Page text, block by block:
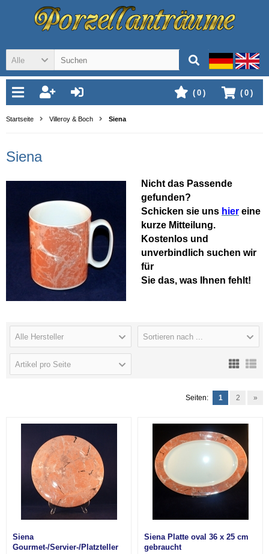
Alle
( 0 )
( 0 )
Startseite Villeroy & Boch Siena
Siena
Nicht das Passende
gefunden?
Schicken sie uns hier eine
kurze Mitteilung.
Kostenlos und
unverbindlich suchen wir
für
Sie das, was Ihnen fehlt!
Alle Hersteller Sortieren nach ...
Artikel pro Seite
Seiten: 1 2 »
Siena
Gourmet-/Servier-/Platzteller
Siena Platte oval 36 x 25 cm
gebraucht